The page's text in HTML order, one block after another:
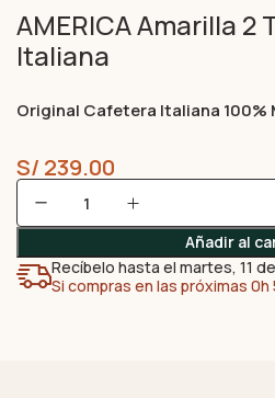
AMERICA Amarilla 2
Italiana
Original Cafetera Italiana 100%
S/ 239.00
Añadir al
Recíbelo hasta el martes, 11
Si compras en las próximas 0h